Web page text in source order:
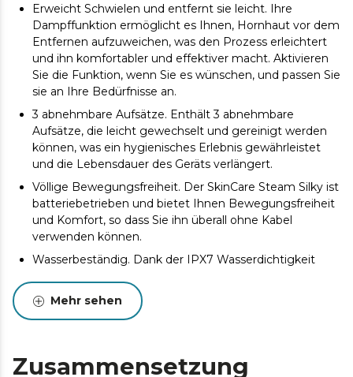
Erweicht Schwielen und entfernt sie leicht. Ihre
Dampffunktion ermöglicht es Ihnen, Hornhaut vor dem
Entfernen aufzuweichen, was den Prozess erleichtert
und ihn komfortabler und effektiver macht. Aktivieren
Sie die Funktion, wenn Sie es wünschen, und passen Sie
sie an Ihre Bedürfnisse an.
3 abnehmbare Aufsätze. Enthält 3 abnehmbare
Aufsätze, die leicht gewechselt und gereinigt werden
können, was ein hygienisches Erlebnis gewährleistet
und die Lebensdauer des Geräts verlängert.
Völlige Bewegungsfreiheit. Der SkinCare Steam Silky ist
batteriebetrieben und bietet Ihnen Bewegungsfreiheit
und Komfort, so dass Sie ihn überall ohne Kabel
verwenden können.
Wasserbeständig. Dank der IPX7 Wasserdichtigkeit
oder in der Badewanne verwenden, ohne sich um
Schäden sorgen zu müssen. Das sorgt für zusätzlichen
Geschwindigkeit mit den 3 verfügbaren Einstellungen
Mehr sehen
Zusammensetzung